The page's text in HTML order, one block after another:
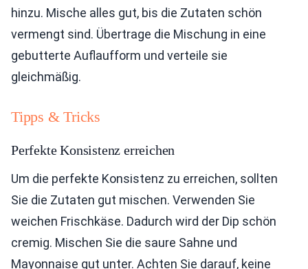
hinzu. Mische alles gut, bis die Zutaten schön
vermengt sind. Übertrage die Mischung in eine
gebutterte Auflaufform und verteile sie
gleichmäßig.
Tipps & Tricks
Perfekte Konsistenz erreichen
Um die perfekte Konsistenz zu erreichen, sollten
Sie die Zutaten gut mischen. Verwenden Sie
weichen Frischkäse. Dadurch wird der Dip schön
cremig. Mischen Sie die saure Sahne und
Mayonnaise gut unter. Achten Sie darauf, keine